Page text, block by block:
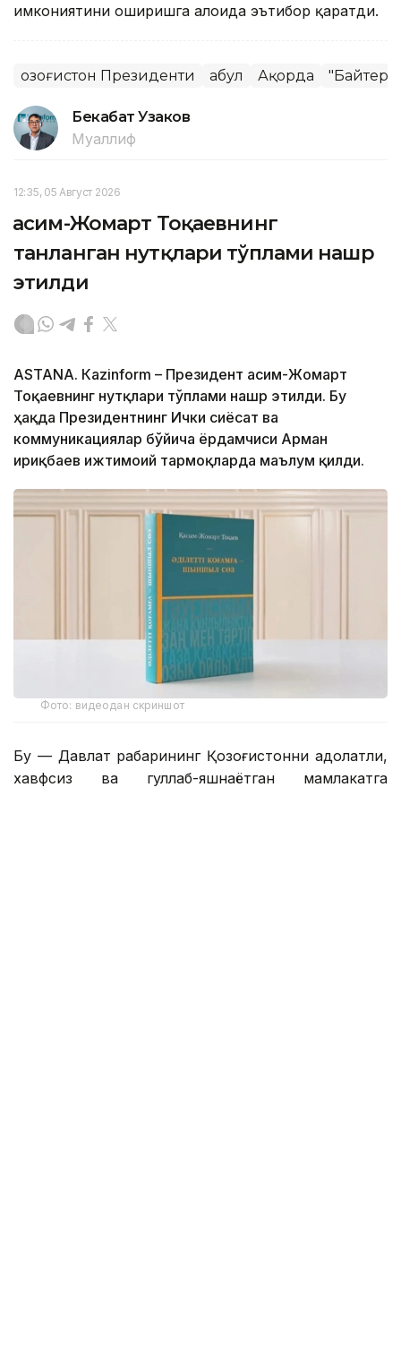
имкониятини оширишга алоҳида эътибор қаратди.
Қозоғистон Президенти Қабул Ақорда
Бекабат Узаков
Муаллиф
12:35, 05 Август 2026
Қасим-Жомарт Тоқаевнинг
танланган нутқлари тўплами нашр
этилди
ASTANА. Кazinform – Президент Қасим-Жомарт
Тоқаевнинг нутқлари тўплами нашр этилди. Бу
ҳақда Президентнинг Ички сиёсат ва
коммуникациялар бўйича ёрдамчиси Арман
Қириқбаев ижтимоий тармоқларда маълум қилди.
Фото: видеодан скриншот
Бу — Давлат раҳбарининг Қозоғистонни адолатли,
хавфсиз ва гуллаб-яшнаётган мамлакатга